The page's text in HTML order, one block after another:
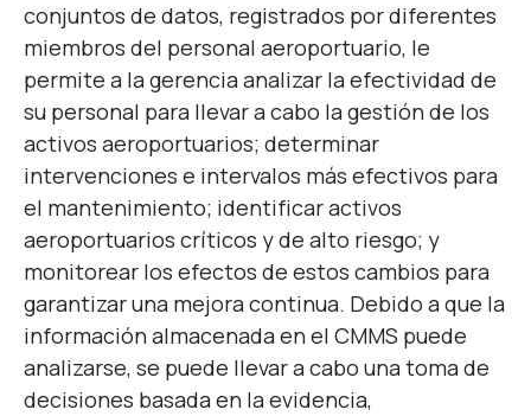
conjuntos de datos, registrados por diferentes
miembros del personal aeroportuario, le
permite a la gerencia analizar la efectividad de
su personal para llevar a cabo la gestión de los
activos aeroportuarios; determinar
intervenciones e intervalos más efectivos para
el mantenimiento; identificar activos
aeroportuarios críticos y de alto riesgo; y
monitorear los efectos de estos cambios para
garantizar una mejora continua. Debido a que la
información almacenada en el CMMS puede
analizarse, se puede llevar a cabo una toma de
decisiones basada en la evidencia,